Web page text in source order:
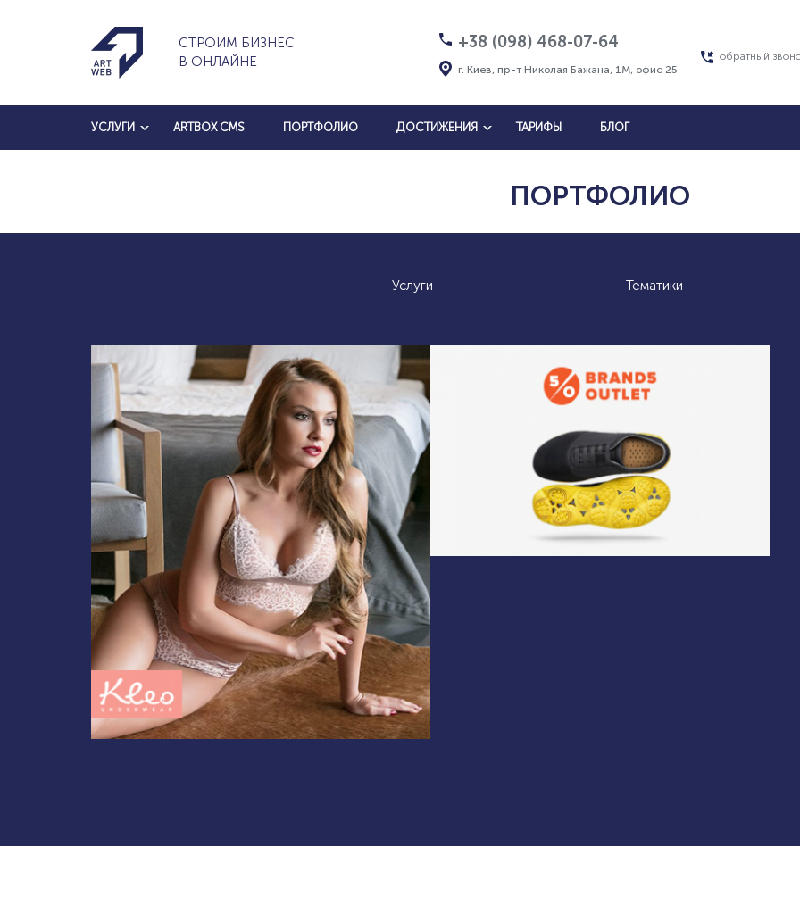
СТРОИМ БИЗНЕС
В ОНЛАЙНЕ
+38 (098) 468-07-64
г. Киев, пр-т Николая Бажана, 1М, офис 25
обратный
УСЛУГИ ARTBOX CMS ПОРТФОЛИО ДОСТИЖЕНИЯ ТАРИФЫ БЛОГ
ПОРТФОЛИО
Услуги Тематики